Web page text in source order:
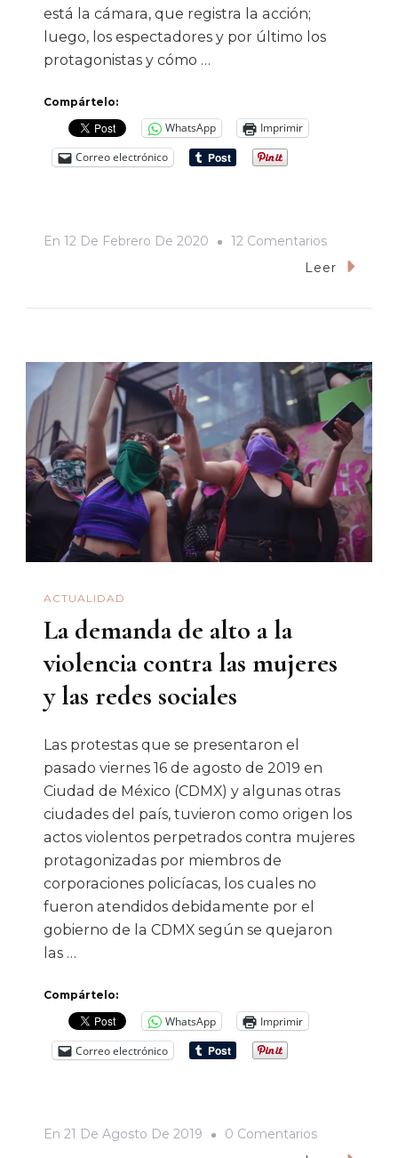
está la cámara, que registra la acción;
luego, los espectadores y por último los
protagonistas y cómo …
Compártelo:
WhatsApp
Imprimir
Correo electrónico
En 12 De Febrero De 2020 12 ComentariosEn
«Aves
Quinn
Y
Las
Feminazis
Leer
ACTUALIDAD
La demanda de alto a la
violencia contra las mujeres
y las redes sociales
Las protestas que se presentaron el
pasado viernes 16 de agosto de 2019 en
Ciudad de México (CDMX) y algunas otras
ciudades del país, tuvieron como origen los
actos violentos perpetrados contra mujeres
protagonizadas por miembros de
corporaciones policíacas, los cuales no
fueron atendidos debidamente por el
gobierno de la CDMX según se quejaron
las …
Compártelo:
WhatsApp
Imprimir
Correo electrónico
En 21 De Agosto De 2019 0 ComentariosEn